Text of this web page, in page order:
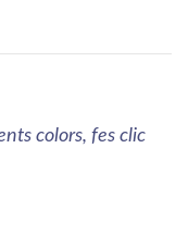
colors, fes clic